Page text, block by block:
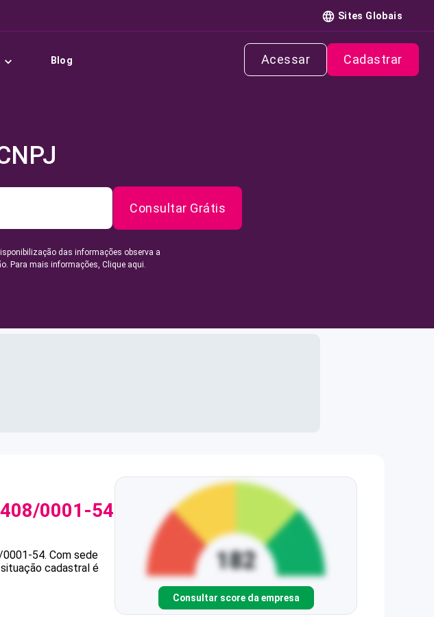
Sites Globais
Blog Acessar Cadastrar
Consultar Grátis
das informações observa a
Para mais informações, Clique aqui.
0001-54
0001-54. Com sede
cadastral é
Consultar score da empresa